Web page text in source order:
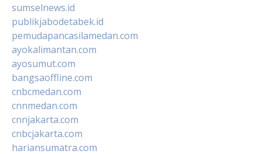
sumselnews.id
publikjabodetabek.id
pemudapancasilamedan.com
ayokalimantan.com
ayosumut.com
bangsaoffline.com
cnbcmedan.com
cnnmedan.com
cnnjakarta.com
cnbcjakarta.com
hariansumatra.com